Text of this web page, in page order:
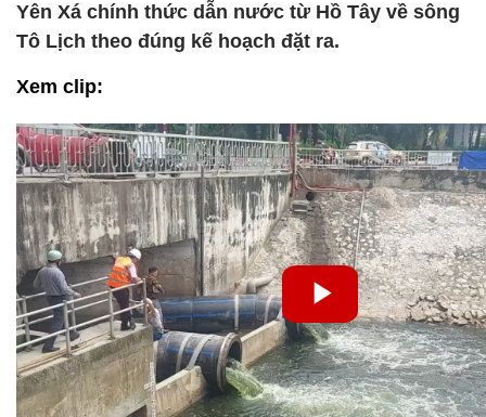
Yên Xá chính thức dẫn nước từ Hồ Tây về sông
Tô Lịch theo đúng kế hoạch đặt ra.
Xem clip: